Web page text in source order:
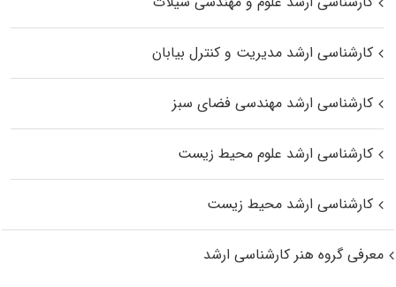
کارشناسی ارشد مدیریت و کنترل بیابان
کارشناسی ارشد مهندسی فضای سبز
کارشناسی ارشد علوم محیط‌ زیست
کارشناسی ارشد محیط زیست
معرفی گروه هنر کارشناسی ارشد